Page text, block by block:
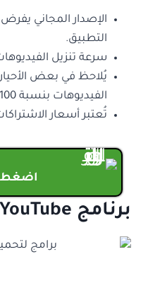
الإصدار المجاني
التطبيق.
سرعة تنزيل
يُلاحظ في بعض
الفيديوهات بنسبة 100%.
تُعتبر أسعار
اضغط
برنامج iTubeGo YouTube